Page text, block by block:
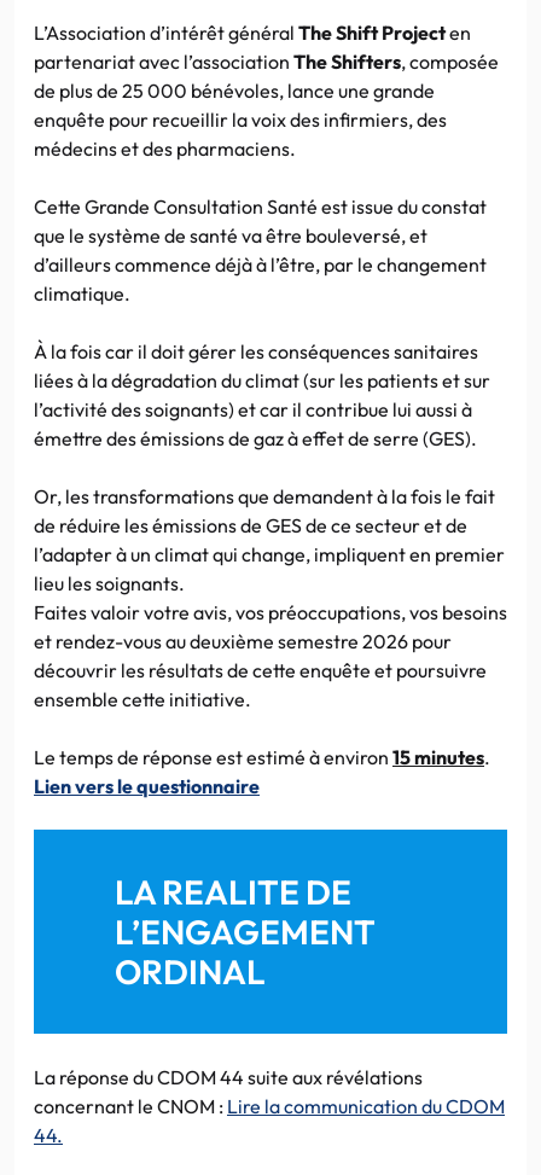
L’Association d’intérêt général The Shift Projecten
partenariat avec l’association The Shifters, composée
de plus de 25 000 bénévoles, lance une grande
enquête pour recueillir la voix des infirmiers, des
médecins et des pharmaciens.
Cette Grande Consultation Santé est issue du constat
que le système de santé va être bouleversé, et
d’ailleurs commence déjà à l’être, par le changement
climatique.
À la fois car il doit gérer les conséquences sanitaires
liées à la dégradation du climat (sur les patients et sur
l’activité des soignants) et car il contribue lui aussi à
émettre des émissions de gaz à effet de serre (GES).
Or, les transformations que demandent à la fois le fait
de réduire les émissions de GES de ce secteur et de
l’adapter à un climat qui change, impliquent en premier
lieu les soignants.
Faites valoir votre avis, vos préoccupations, vos besoins
et rendez-vous au deuxième semestre 2026 pour
découvrir les résultats de cette enquête et poursuivre
ensemble cette initiative.
Le temps de réponse est estimé à environ 15 minutes.
Lien vers le questionnaire
LA REALITE DE
L’ENGAGEMENT
ORDINAL
La réponse du CDOM 44 suite aux révélations
concernant le CNOM : Lire la communication du CDOM
44.